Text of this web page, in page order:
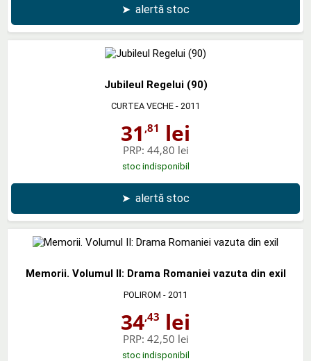
➤ alertă stoc
Jubileul Regelui (90)
CURTEA VECHE - 2011
31 ,81 lei
PRP: 44,80 lei
stoc indisponibil
➤ alertă stoc
Memorii. Volumul II: Drama Romaniei vazuta din exil
POLIROM - 2011
34,43 lei
PRP: 42,50 lei
stoc indisponibil